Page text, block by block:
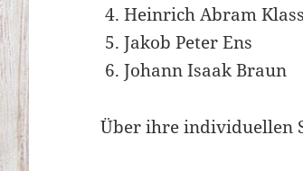
Heinrich Abram
Jakob Peter Ens
Johann Isaak Braun
Über ihre individuellen